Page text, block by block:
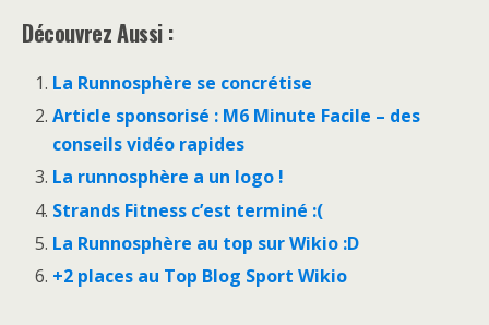
Découvrez Aussi :
La Runnosphère se concrétise
Article sponsorisé : M6 Minute Facile – des
conseils vidéo rapides
La runnosphère a un logo !
Strands Fitness c’est terminé :(
La Runnosphère au top sur Wikio :D
+2 places au Top Blog Sport Wikio